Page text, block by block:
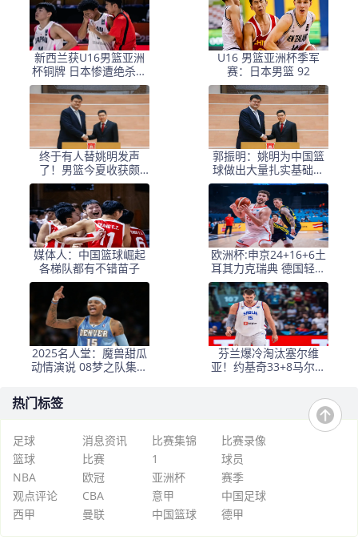
新西兰获U16男篮亚洲
杯铜牌 日本惨遭绝杀赛
后落泪
U16 男篮亚洲杯季军
赛：日本男篮 92
终于有人替姚明发声
了！男篮今夏收获颇
丰，球迷：开花前他承
受很多
郭振明：姚明为中国篮
球做出大量扎实基础性
工作
媒体人：中国篮球崛起
各梯队都有不错苗子
欧洲杯:申京24+16+6土
耳其力克瑞典 德国轻松
晋级
2025名人堂：魔兽甜瓜
动情演说 08梦之队集体
芬兰爆冷淘汰塞尔维
亚！约基奇33+8马尔卡
热门标签
足球 消息资讯 比赛集锦
比赛录像
篮球
比赛 1
球员
NBA
欧冠 亚洲杯
赛季
观点评论
CBA 意甲
中国足球
西甲
曼联 中国篮球 德甲